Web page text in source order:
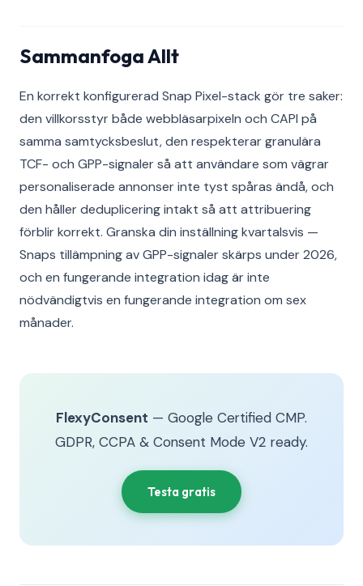
Sammanfoga Allt
En korrekt konfigurerad Snap Pixel-stack gör tre saker:
den villkorsstyr både webbläsarpixeln och CAPI på
samma samtycksbeslut, den respekterar granulära
TCF- och GPP-signaler så att användare som vägrar
personaliserade annonser inte tyst spåras ändå, och
den håller deduplicering intakt så att attribuering
förblir korrekt. Granska din inställning kvartalsvis —
Snaps tillämpning av GPP-signaler skärps under 2026,
och en fungerande integration idag är inte
nödvändigtvis en fungerande integration om sex
månader.
FlexyConsent — Google Certified CMP.
GDPR, CCPA & Consent Mode V2 ready.
Testa gratis